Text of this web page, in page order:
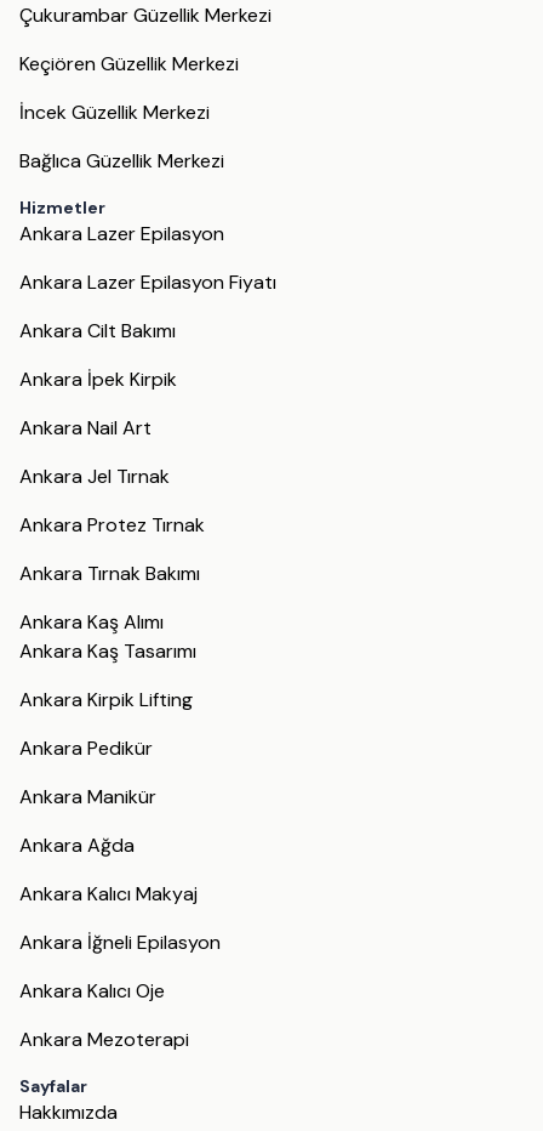
Çukurambar Güzellik Merkezi
Keçiören Güzellik Merkezi
İncek Güzellik Merkezi
Bağlıca Güzellik Merkezi
Hizmetler
Ankara Lazer Epilasyon
Ankara Lazer Epilasyon Fiyatı
Ankara Cilt Bakımı
Ankara İpek Kirpik
Ankara Nail Art
Ankara Jel Tırnak
Ankara Protez Tırnak
Ankara Tırnak Bakımı
Ankara Kaş Alımı
Ankara Kaş Tasarımı
Ankara Kirpik Lifting
Ankara Pedikür
Ankara Manikür
Ankara Ağda
Ankara Kalıcı Makyaj
Ankara İğneli Epilasyon
Ankara Kalıcı Oje
Ankara Mezoterapi
Sayfalar
Hakkımızda